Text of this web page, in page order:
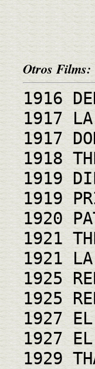
Otros Films:
1916
1917 LA
1917
1918
1919
1919
1920
1921
1921 LA
1925
1925
1927 EL
1927 EL
1929